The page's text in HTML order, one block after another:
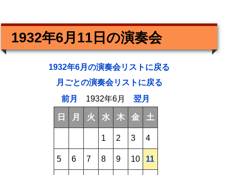
1932年6月11日の演奏会
1932年6月の演奏会リストに戻る
月ごとの演奏会リストに戻る
前月
1932年6月翌月
日 月 火 水 木 金 土
1 2 3 4
5 6 7 8 9 10 11